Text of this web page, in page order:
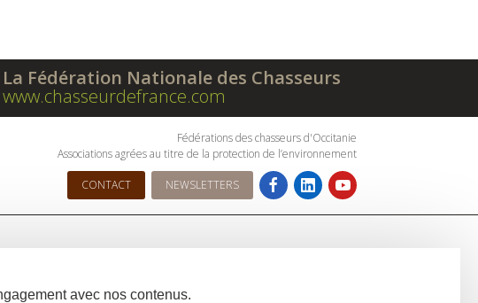
La Fédération Nationale des Chasseurs
www.chasseurdefrance.com
Fédérations des chasseurs d'Occitanie
Associations agrées au titre de la protection de l’environnement
CONTACT NEWSLETTERS
avec nos contenus.